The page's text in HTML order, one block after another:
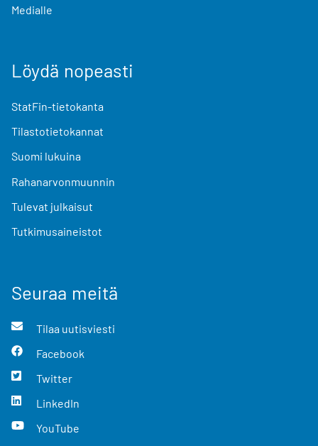
Medialle
Löydä nopeasti
StatFin-tietokanta
Tilastotietokannat
Suomi lukuina
Rahanarvonmuunnin
Tulevat julkaisut
Tutkimusaineistot
Seuraa meitä
Tilaa uutisviesti
Facebook
Twitter
LinkedIn
YouTube